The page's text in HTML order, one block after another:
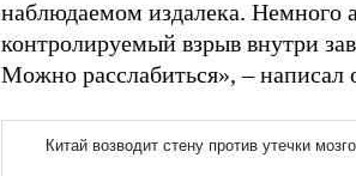
наблюдаемом издалека. Немного
контролируемый взрыв внутри
Можно расслабиться», – написал